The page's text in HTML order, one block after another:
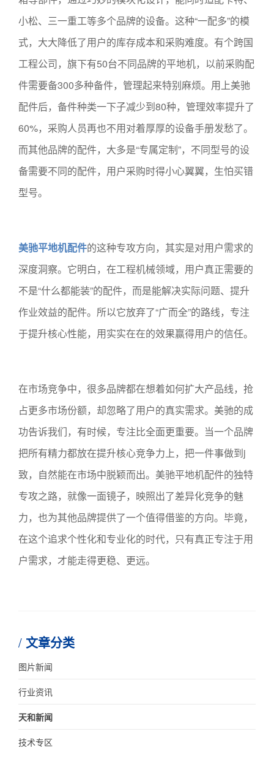
小松、三一重工等多个品牌的设备。这种“一配多”的模
式，大大降低了用户的库存成本和采购难度。有个跨国
工程公司，旗下有50台不同品牌的平地机，以前采购配
件需要备300多种备件，管理起来特别麻烦。用上美驰
配件后，备件种类一下子减少到80种，管理效率提升了
60%，采购人员再也不用对着厚厚的设备手册发愁了。
而其他品牌的配件，大多是“专属定制”，不同型号的设
备需要不同的配件，用户采购时得小心翼翼，生怕买错
型号。
美驰平地机配件的这种专攻方向，其实是对用户需求的
深度洞察。它明白，在工程机械领域，用户真正需要的
不是“什么都能装”的配件，而是能解决实际问题、提升
作业效益的配件。所以它放弃了“广而全”的路线，专注
于提升核心性能，用实实在在的效果赢得用户的信任。
在市场竞争中，很多品牌都在想着如何扩大产品线，抢
占更多市场份额，却忽略了用户的真实需求。美驰的成
功告诉我们，有时候，专注比全面更重要。当一个品牌
把所有精力都放在提升核心竞争力上，把一件事做到j
致，自然能在市场中脱颖而出。美驰平地机配件的独特
专攻之路，就像一面镜子，映照出了差异化竞争的魅
力，也为其他品牌提供了一个值得借鉴的方向。毕竟，
在这个追求个性化和专业化的时代，只有真正专注于用
户需求，才能走得更稳、更远。
文章分类
图片新闻
行业资讯
天和新闻
技术专区